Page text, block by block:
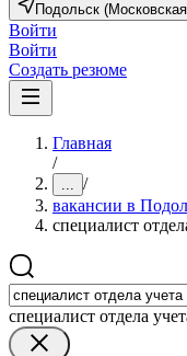
Подольск
Войти
Войти
Создать резюме
Главная
/
... /
вакансии в
специалист
специалист отдела